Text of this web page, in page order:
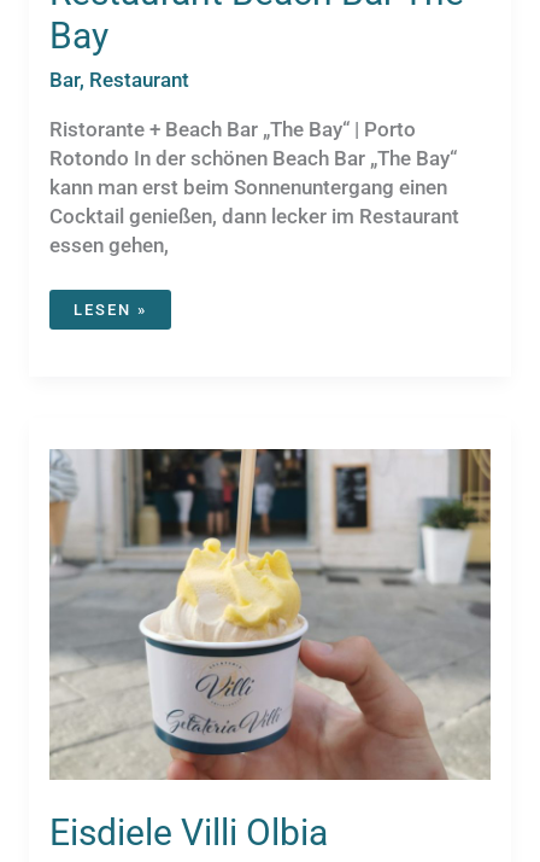
Bay
Bar, Restaurant
Ristorante + Beach Bar „The Bay“ | Porto
Rotondo In der schönen Beach Bar „The Bay“
kann man erst beim Sonnenuntergang einen
Cocktail genießen, dann lecker im Restaurant
essen gehen,
RESTAURANT
LESEN »
Eisdiele Villi Olbia